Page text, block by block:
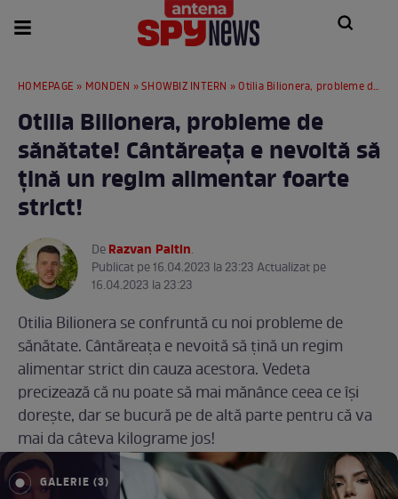
HOMEPAGE » MONDEN »SHOWBIZ INTERN » Otilia Bilionera, probleme de sănătate! Cântăreața e nevoită să țină un regim alimentar foarte strict!
Otilia Bilionera, probleme de
sănătate! Cântăreața e nevoită să
țină un regim alimentar foarte
strict!
DeRazvan Paltin.
Publicat pe 16.04.2023 la 23:23 Actualizat pe
16.04.2023 la 23:23
Otilia Bilionera se confruntă cu noi probleme de
sănătate. Cântăreața e nevoită să țină un regim
alimentar strict din cauza acestora. Vedeta
precizează că nu poate să mai mănânce ceea ce își
dorește, dar se bucură pe de altă parte pentru că va
mai da câteva kilograme jos!
GALERIE (3)